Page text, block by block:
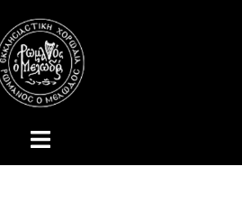
Toggle